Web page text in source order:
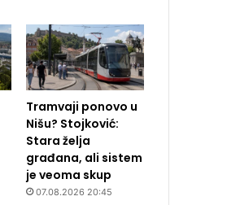
Tramvaji ponovo u
Nišu? Stojković:
Stara želja
građana, ali sistem
je veoma skup
07.08.2026 20:45